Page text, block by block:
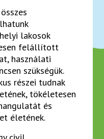
lakosok
felállított
használati
szükségük.
részei tudnak
tökéletesen
és
életének.